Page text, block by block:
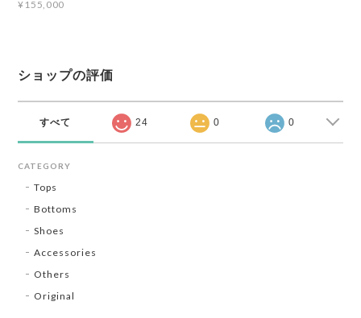
¥155,000
ショップの評価
すべて 24 0 0
CATEGORY
Tops
Bottoms
Shoes
Accessories
Others
Original